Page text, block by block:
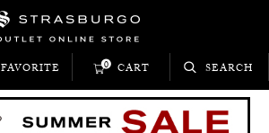
FAVORITE CART
0 SEARCH